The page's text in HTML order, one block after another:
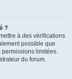
?
à des vérifications
possible que
permissions limitées.
du forum.